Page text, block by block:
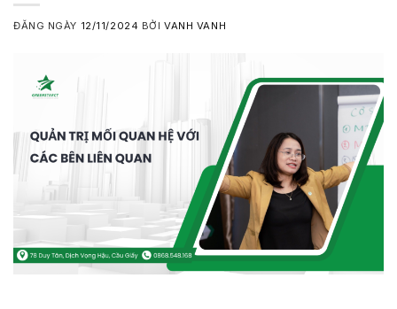
ĐĂNG NGÀY 12/11/2024 BỞIVANH VANH